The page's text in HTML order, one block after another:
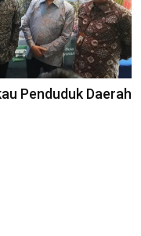
Penduduk Daerah